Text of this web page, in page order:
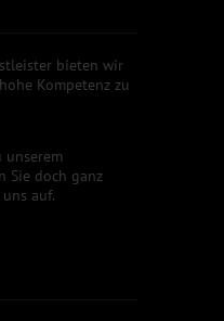
bieten wir
Kompetenz zu
Sie doch ganz
auf.